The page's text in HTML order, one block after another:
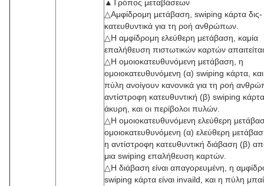
▲Τρόπος μεταβάσεων
△Αμφίδρομη μετάβαση, swiping κάρτα δις-
κατευθυντικά για τη ροή ανθρώπων.
△Η αμφίδρομη ελεύθερη μετάβαση, καμία
επαλήθευση πιστωτικών καρτών
△Η ομοιοκατευθυνόμενη μετάβαση, η
ομοιοκατευθυνόμενη (α) swiping κάρτα,
πύλη ανοίγουν κανονικά για τη ροή
αντίστροφη κατευθυντική (β) swiping κάρτα
άκυρη, και οι περίβολοι πυλών.
△Η ομοιοκατευθυνόμενη ελεύθερη
ομοιοκατευθυνόμενη (α) ελεύθερη
η αντίστροφη κατευθυντική διάβαση (β)
μια swiping επαλήθευση καρτών.
△Η διάβαση είναι απαγορευμένη, η
swiping κάρτα είναι invaild, και η πύλη